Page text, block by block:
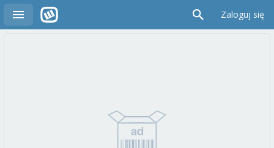
Zaloguj się